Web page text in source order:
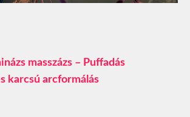
masszázs – Puffadás
karcsú arcformálás